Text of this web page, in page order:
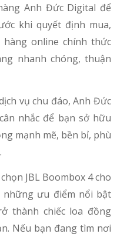
Anh Đức Digital để
khi quyết định mua,
hàng online chính thức
nhanh chóng, thuận
vụ chu đáo, Anh Đức
nhắc để bạn sở hữu
mạnh mẽ, bền bỉ, phù
JBL Boombox 4 cho
những ưu điểm nổi bật
thành chiếc loa đồng
Nếu bạn đang tìm nơi